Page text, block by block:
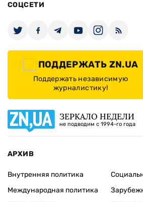
СОЦСЕТИ
ПОДДЕРЖАТЬ ZN.UA
Поддержать независимую
журналистику!
ЗЕРКАЛО НЕДЕЛИ
не подводим с 1994-го года
АРХИВ
Внутренняя политика
Международная политика